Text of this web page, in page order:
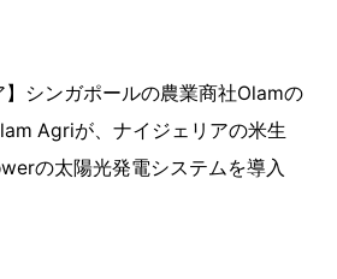
シンガポールの農業商社Olamの
Agriが、ナイジェリアの米生
の太陽光発電システムを導入